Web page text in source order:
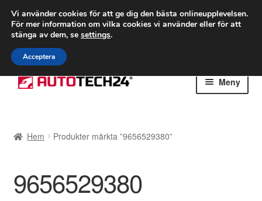
FRAKT från 75 kr
Världsomspännande frakt
Ring 766 924 713
Hoppa
till
Hoppa
till
Meny
Betalningar
Integritetspolicy
Hem Produkter märkta ”9656529380”
9656529380
Vi använder cookies för att ge dig den bästa onlineupplevelsen.
För mer information om vilka cookies vi använder eller för att
stänga av dem, se settings.
Acceptera